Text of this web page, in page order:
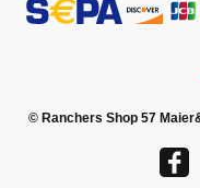
© Ranchers Shop 57